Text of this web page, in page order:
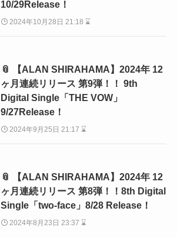
10/29Release！
2024年10月28日 21:18 ⌛
📎 【ALAN SHIRAHAMA】2024年 12
ヶ月連続リリース 第9弾！！ 9th
Digital Single「THE VOW」
9/27Release！
2024年9月25日 21:17 ⌛
📎 【ALAN SHIRAHAMA】2024年 12
ヶ月連続リリース 第8弾！！8th Digital
Single「two-face」8/28 Release！
2024年8月23日 23:37 ⌛